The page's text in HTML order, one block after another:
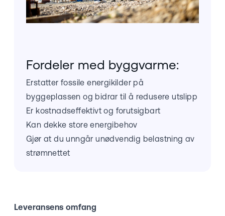
Fordeler med byggvarme:
Erstatter fossile energikilder på
byggeplassen og bidrar til å redusere utslipp
Er kostnadseffektivt og forutsigbart
Kan dekke store energibehov
Gjør at du unngår unødvendig belastning av
strømnettet
Leveransens omfang